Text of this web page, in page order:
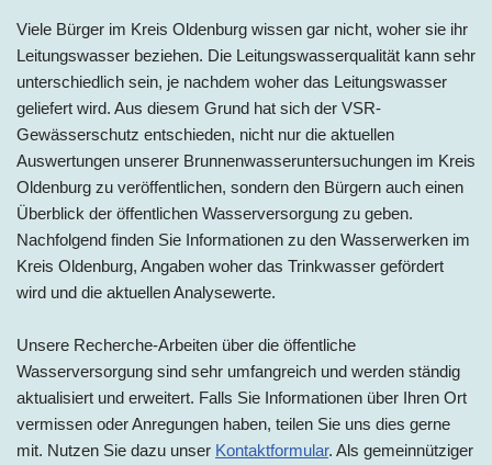
Viele Bürger im Kreis Oldenburg wissen gar nicht, woher sie ihr
Leitungswasser beziehen. Die Leitungswasserqualität kann sehr
unterschiedlich sein, je nachdem woher das Leitungswasser
geliefert wird. Aus diesem Grund hat sich der VSR-
Gewässerschutz entschieden, nicht nur die aktuellen
Auswertungen unserer Brunnenwasseruntersuchungen im Kreis
Oldenburg zu veröffentlichen, sondern den Bürgern auch einen
Überblick der öffentlichen Wasserversorgung zu geben.
Nachfolgend finden Sie Informationen zu den Wasserwerken im
Kreis Oldenburg, Angaben woher das Trinkwasser gefördert
wird und die aktuellen Analysewerte.
Unsere Recherche-Arbeiten über die öffentliche
Wasserversorgung sind sehr umfangreich und werden ständig
aktualisiert und erweitert. Falls Sie Informationen über Ihren Ort
vermissen oder Anregungen haben, teilen Sie uns dies gerne
mit. Nutzen Sie dazu unser Kontaktformular. Als gemeinnütziger